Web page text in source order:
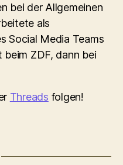
bei der Allgemeinen
als
Social Media Teams
ZDF, dann bei
Threads folgen!